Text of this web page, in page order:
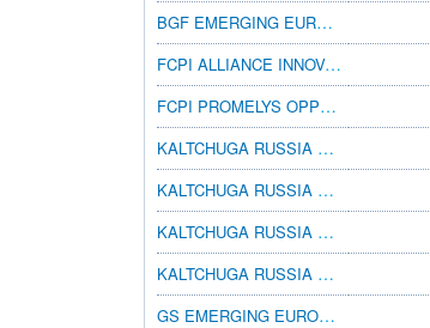
BGF EMERGING EUROPE A2 SGD HEDGED
FCPI ALLIANCE INNOVATION PME A
FCPI PROMELYS OPPORTUNITÉS 2010 A
KALTCHUGA RUSSIA EQUITIES B EUR
KALTCHUGA RUSSIA EQUITIES A USD
KALTCHUGA RUSSIA EQUITIES D EUR
KALTCHUGA RUSSIA EQUITIES C USD
GS EMERGING EUROPE EQ-X CAP USD